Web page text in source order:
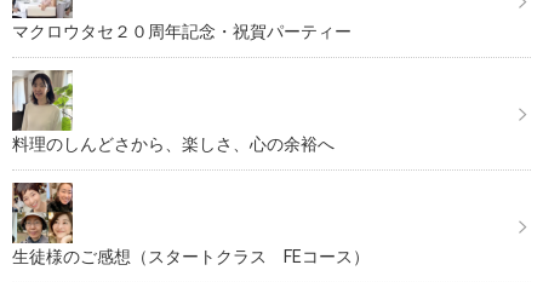
マクロウタセ２０周年記念・祝賀パーティー
料理のしんどさから、楽しさ、心の余裕へ
生徒様のご感想（スタートクラス FEコース）